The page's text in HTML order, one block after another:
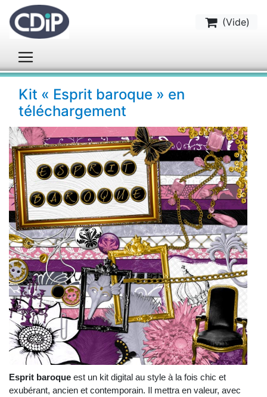
(Vide)
Kit « Esprit baroque » en
téléchargement
Esprit baroque est un kit digital au style à la fois chic et
exubérant, ancien et contemporain. Il mettra en valeur, avec